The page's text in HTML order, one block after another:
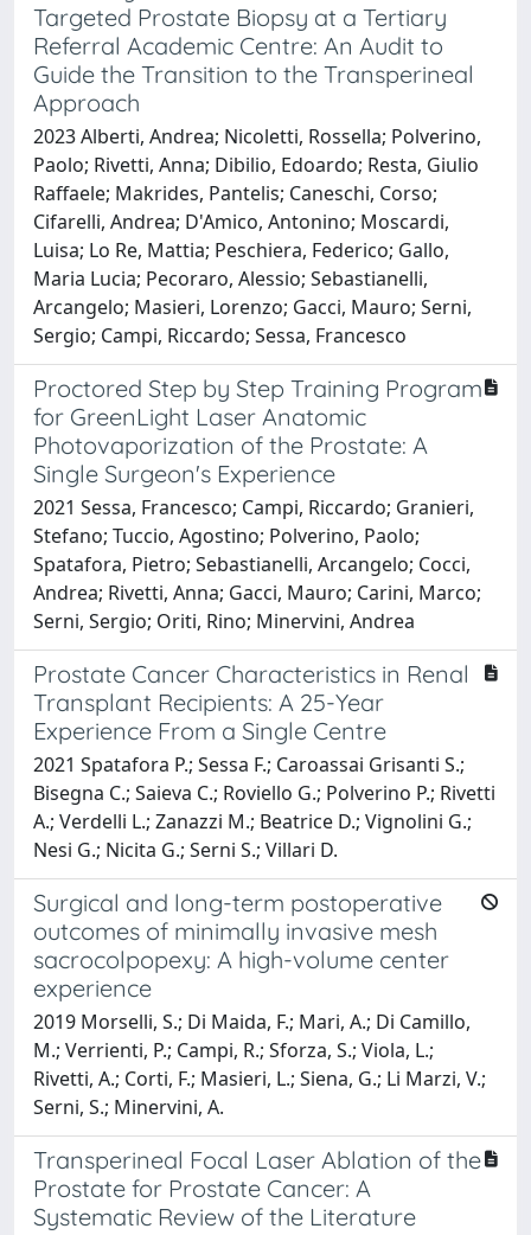
Targeted Prostate Biopsy at a Tertiary
Referral Academic Centre: An Audit to
Guide the Transition to the Transperineal
Approach
2023 Alberti, Andrea; Nicoletti, Rossella; Polverino,
Paolo; Rivetti, Anna; Dibilio, Edoardo; Resta, Giulio
Raffaele; Makrides, Pantelis; Caneschi, Corso;
Cifarelli, Andrea; D'Amico, Antonino; Moscardi,
Luisa; Lo Re, Mattia; Peschiera, Federico; Gallo,
Maria Lucia; Pecoraro, Alessio; Sebastianelli,
Arcangelo; Masieri, Lorenzo; Gacci, Mauro; Serni,
Sergio; Campi, Riccardo; Sessa, Francesco
Proctored Step by Step Training Program
for GreenLight Laser Anatomic
Photovaporization of the Prostate: A
Single Surgeon's Experience
2021 Sessa, Francesco; Campi, Riccardo; Granieri,
Stefano; Tuccio, Agostino; Polverino, Paolo;
Spatafora, Pietro; Sebastianelli, Arcangelo; Cocci,
Andrea; Rivetti, Anna; Gacci, Mauro; Carini, Marco;
Serni, Sergio; Oriti, Rino; Minervini, Andrea
Prostate Cancer Characteristics in Renal
Transplant Recipients: A 25-Year
Experience From a Single Centre
2021 Spatafora P.; Sessa F.; Caroassai Grisanti S.;
Bisegna C.; Saieva C.; Roviello G.; Polverino P.; Rivetti
A.; Verdelli L.; Zanazzi M.; Beatrice D.; Vignolini G.;
Nesi G.; Nicita G.; Serni S.; Villari D.
Surgical and long-term postoperative
outcomes of minimally invasive mesh
sacrocolpopexy: A high-volume center
experience
2019 Morselli, S.; Di Maida, F.; Mari, A.; Di Camillo,
M.; Verrienti, P.; Campi, R.; Sforza, S.; Viola, L.;
Rivetti, A.; Corti, F.; Masieri, L.; Siena, G.; Li Marzi, V.;
Serni, S.; Minervini, A.
Transperineal Focal Laser Ablation of the
Prostate for Prostate Cancer: A
Systematic Review of the Literature